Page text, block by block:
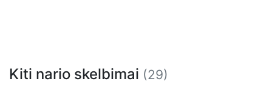
Kiti nario skelbimai (29)